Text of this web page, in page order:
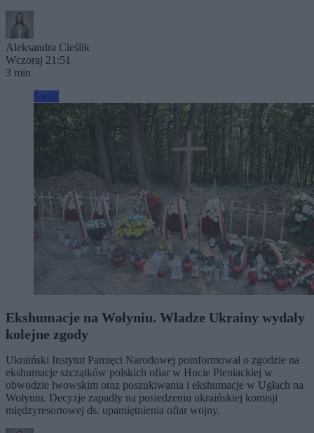
Aleksandra Cieślik
Wczoraj 21:51
3 min
Ekshumacje na Wołyniu. Władze Ukrainy wydały
kolejne zgody
Ukraiński Instytut Pamięci Narodowej poinformował o zgodzie na
ekshumacje szczątków polskich ofiar w Hucie Pieniackiej w
obwodzie lwowskim oraz poszukiwania i ekshumacje w Ugłach na
Wołyniu. Decyzje zapadły na posiedzeniu ukraińskiej komisji
międzyresortowej ds. upamiętnienia ofiar wojny.